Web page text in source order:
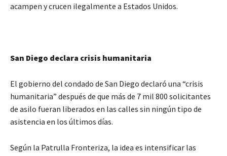
acampen y crucen ilegalmente a Estados Unidos.
San Diego declara crisis humanitaria
El gobierno del condado de San Diego declaró una “crisis
humanitaria” después de que más de 7 mil 800 solicitantes
de asilo fueran liberados en las calles sin ningún tipo de
asistencia en los últimos días.
Según la Patrulla Fronteriza, la idea es intensificar las